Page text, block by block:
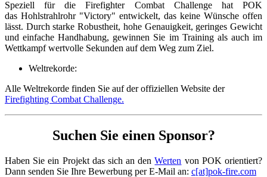
Speziell für die Firefighter Combat Challenge hat POK
das Hohlstrahlrohr "Victory" entwickelt, das keine Wünsche offen
lässt. Durch starke Robustheit, hohe Genauigkeit, geringes Gewicht
und einfache Handhabung, gewinnen Sie im Training als auch im
Wettkampf wertvolle Sekunden auf dem Weg zum Ziel.
Weltrekorde:
Alle Weltrekorde finden Sie auf der offiziellen Website der
Firefighting Combat Challenge.
Suchen Sie einen Sponsor?
Haben Sie ein Projekt das sich an denWerten von POK orientiert?
Dann senden Sie Ihre Bewerbung per E-Mail an: c[at]pok-fire.com